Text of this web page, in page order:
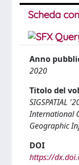
Scheda
Anno
2020
Titolo del
SIGSPATIAL
International
Geographic
DOI
https://